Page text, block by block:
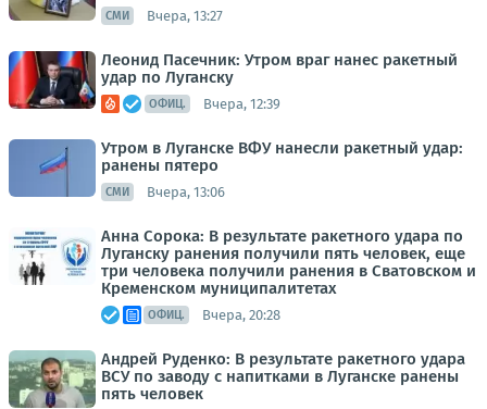
СМИ Вчера, 13:27
Леонид Пасечник: Утром враг нанес ракетный
удар по Луганску
ОФИЦ. Вчера, 12:39
Утром в Луганске ВФУ нанесли ракетный удар:
ранены пятеро
СМИ Вчера, 13:06
Анна Сорока: В результате ракетного удара по
Луганску ранения получили пять человек, еще
три человека получили ранения в Сватовском и
Кременском муниципалитетах
ОФИЦ. Вчера, 20:28
Андрей Руденко: В результате ракетного удара
ВСУ по заводу с напитками в Луганске ранены
пять человек